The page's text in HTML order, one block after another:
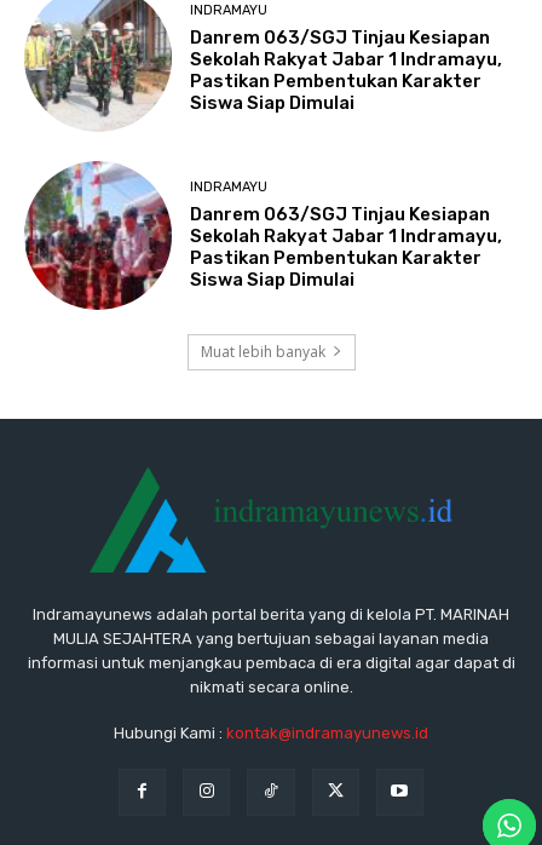
INDRAMAYU
Danrem 063/SGJ Tinjau Kesiapan
Sekolah Rakyat Jabar 1 Indramayu,
Pastikan Pembentukan Karakter
Siswa Siap Dimulai
INDRAMAYU
Danrem 063/SGJ Tinjau Kesiapan
Sekolah Rakyat Jabar 1 Indramayu,
Pastikan Pembentukan Karakter
Siswa Siap Dimulai
Muat lebih banyak
Indramayunews adalah portal berita yang di kelola PT. MARINAH
MULIA SEJAHTERA yang bertujuan sebagai layanan media
informasi untuk menjangkau pembaca di era digital agar dapat di
nikmati secara online.
Hubungi Kami : kontak@indramayunews.id